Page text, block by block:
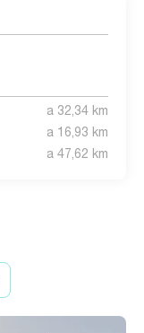
a 32,34 km
a 16,93 km
a 47,62 km